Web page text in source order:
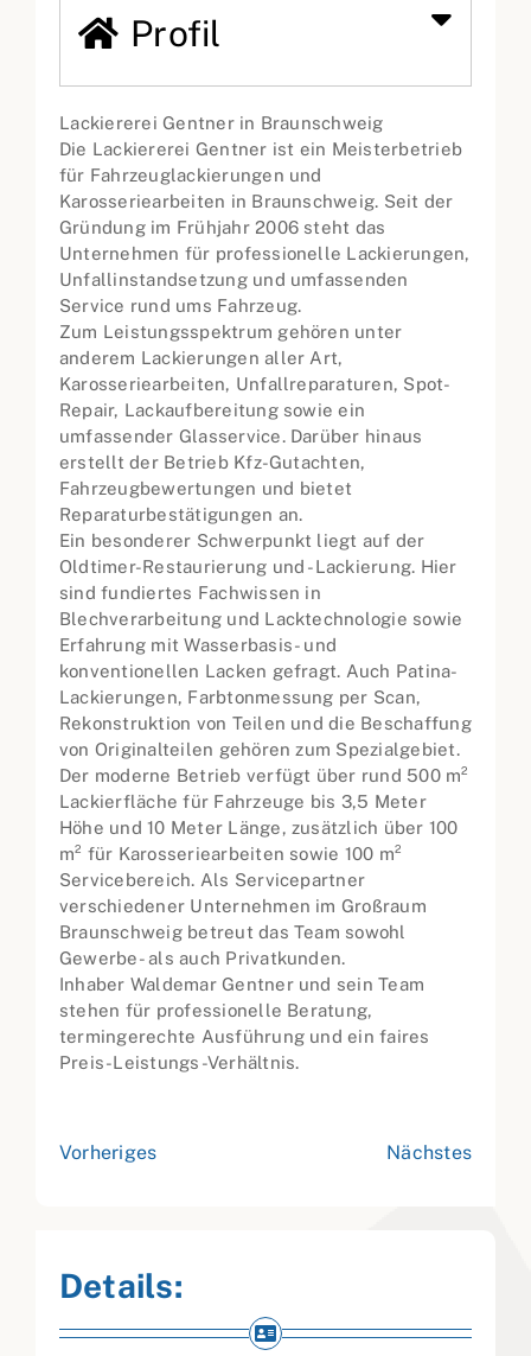
Profil
Lackiererei Gentner in Braunschweig
Die Lackiererei Gentner ist ein Meisterbetrieb
für Fahrzeuglackierungen und
Karosseriearbeiten in Braunschweig. Seit der
Gründung im Frühjahr 2006 steht das
Unternehmen für professionelle Lackierungen,
Unfallinstandsetzung und umfassenden
Service rund ums Fahrzeug.
Zum Leistungsspektrum gehören unter
anderem Lackierungen aller Art,
Karosseriearbeiten, Unfallreparaturen, Spot-
Repair, Lackaufbereitung sowie ein
umfassender Glasservice. Darüber hinaus
erstellt der Betrieb Kfz-Gutachten,
Fahrzeugbewertungen und bietet
Reparaturbestätigungen an.
Ein besonderer Schwerpunkt liegt auf der
Oldtimer-Restaurierung und -Lackierung. Hier
sind fundiertes Fachwissen in
Blechverarbeitung und Lacktechnologie sowie
Erfahrung mit Wasserbasis- und
konventionellen Lacken gefragt. Auch Patina-
Lackierungen, Farbtonmessung per Scan,
Rekonstruktion von Teilen und die Beschaffung
von Originalteilen gehören zum Spezialgebiet.
Der moderne Betrieb verfügt über rund 500 m²
Lackierfläche für Fahrzeuge bis 3,5 Meter
Höhe und 10 Meter Länge, zusätzlich über 100
m² für Karosseriearbeiten sowie 100 m²
Servicebereich. Als Servicepartner
verschiedener Unternehmen im Großraum
Braunschweig betreut das Team sowohl
Gewerbe- als auch Privatkunden.
Inhaber Waldemar Gentner und sein Team
stehen für professionelle Beratung,
termingerechte Ausführung und ein faires
Preis-Leistungs-Verhältnis.
Vorheriges Nächstes
Details: